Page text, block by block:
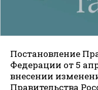
Постановление
Федерации от 5
внесении
Правительства